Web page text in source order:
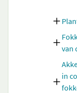
van
in